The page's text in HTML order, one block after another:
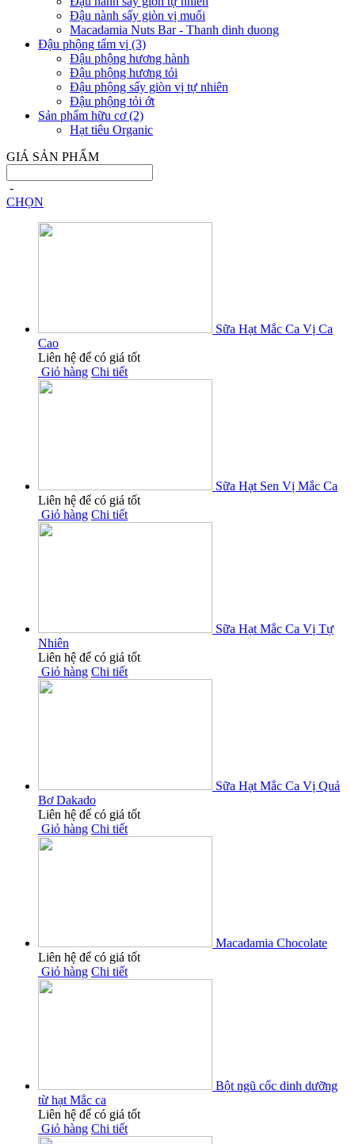
Đậu nành sấy giòn vị muối
Macadamia Nuts Bar - Thanh dinh duong
Đậu phộng tẩm vị (3)
Đậu phộng hương hành
Đậu phộng hương tỏi
Đậu phộng sấy giòn vị tự nhiên
Đậu phộng tỏi ớt
Sản phẩm hữu cơ (2)
Hạt tiêu Organic
GIÁ SẢN PHẨM
-
CHỌN
Sữa Hạt Mắc Ca Vị Ca
Cao
Liên hệ để có giá tốt
Giỏ hàng Chi tiết
Sữa Hạt Sen Vị Mắc Ca
Liên hệ để có giá tốt
Giỏ hàng Chi tiết
Sữa Hạt Mắc Ca Vị Tự
Nhiên
Liên hệ để có giá tốt
Giỏ hàng Chi tiết
Sữa Hạt Mắc Ca Vị Quả
Bơ Dakado
Liên hệ để có giá tốt
Giỏ hàng Chi tiết
Macadamia Chocolate
Liên hệ để có giá tốt
Giỏ hàng Chi tiết
Bột ngũ cốc dinh dưỡng
từ hạt Mắc ca
Liên hệ để có giá tốt
Giỏ hàng Chi tiết